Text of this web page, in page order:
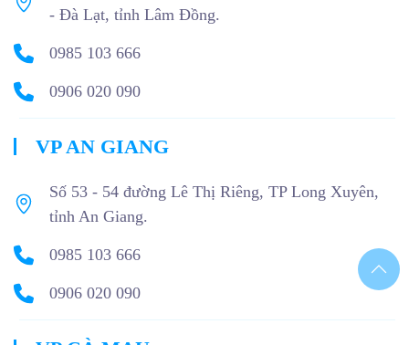
- Đà Lạt, tỉnh Lâm Đồng.
0985 103 666
0906 020 090
VP AN GIANG
Số 53 - 54 đường Lê Thị Riêng, TP Long Xuyên,
tỉnh An Giang.
0985 103 666
0906 020 090